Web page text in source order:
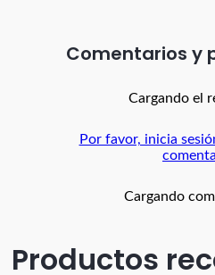
Comentarios
Cargando el
Por favor, inicia
Cargando
Productos